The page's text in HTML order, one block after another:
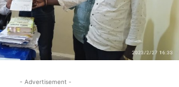
- Advertisement -